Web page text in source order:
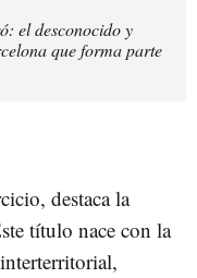
el desconocido y
que forma parte
destaca la
título nace con la